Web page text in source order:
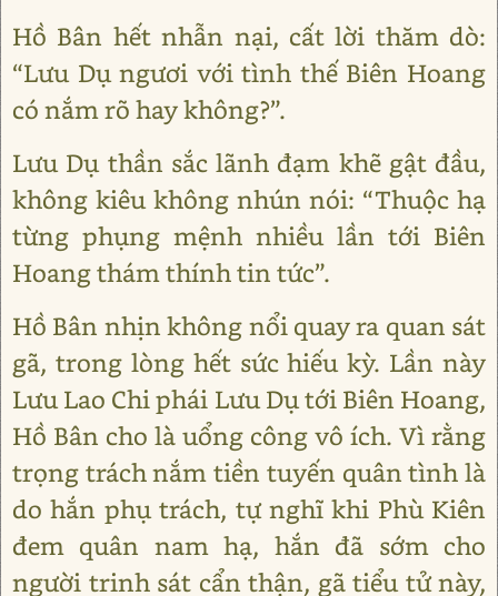
Hồ Bân hết nhẫn nại, cất lời thăm dò:
“Lưu Dụ ngươi với tình thế Biên Hoang
có nắm rõ hay không?”.
Lưu Dụ thần sắc lãnh đạm khẽ gật đầu,
không kiêu không nhún nói: “Thuộc hạ
từng phụng mệnh nhiều lần tới Biên
Hoang thám thính tin tức”.
Hồ Bân nhịn không nổi quay ra quan sát
gã, trong lòng hết sức hiếu kỳ. Lần này
Lưu Lao Chi phái Lưu Dụ tới Biên Hoang,
Hồ Bân cho là uổng công vô ích. Vì rằng
trọng trách nắm tiền tuyến quân tình là
do hắn phụ trách, tự nghĩ khi Phù Kiên
đem quân nam hạ, hắn đã sớm cho
người trinh sát cẩn thận, gã tiểu tử này,